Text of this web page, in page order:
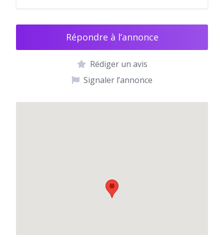
Répondre à l’annonce
Rédiger un avis
Signaler l’annonce